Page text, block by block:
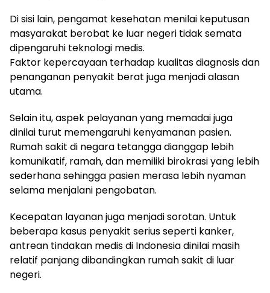
Di sisi lain, pengamat kesehatan menilai keputusan
masyarakat berobat ke luar negeri tidak semata
dipengaruhi teknologi medis.
Faktor kepercayaan terhadap kualitas diagnosis dan
penanganan penyakit berat juga menjadi alasan
utama.
Selain itu, aspek pelayanan yang memadai juga
dinilai turut memengaruhi kenyamanan pasien.
Rumah sakit di negara tetangga dianggap lebih
komunikatif, ramah, dan memiliki birokrasi yang lebih
sederhana sehingga pasien merasa lebih nyaman
selama menjalani pengobatan.
Kecepatan layanan juga menjadi sorotan. Untuk
beberapa kasus penyakit serius seperti kanker,
antrean tindakan medis di Indonesia dinilai masih
relatif panjang dibandingkan rumah sakit di luar
negeri.